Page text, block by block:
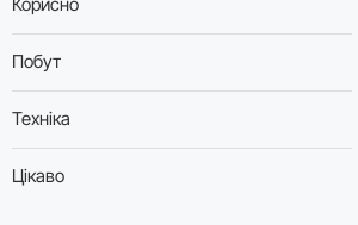
Побут
Техніка
Цікаво